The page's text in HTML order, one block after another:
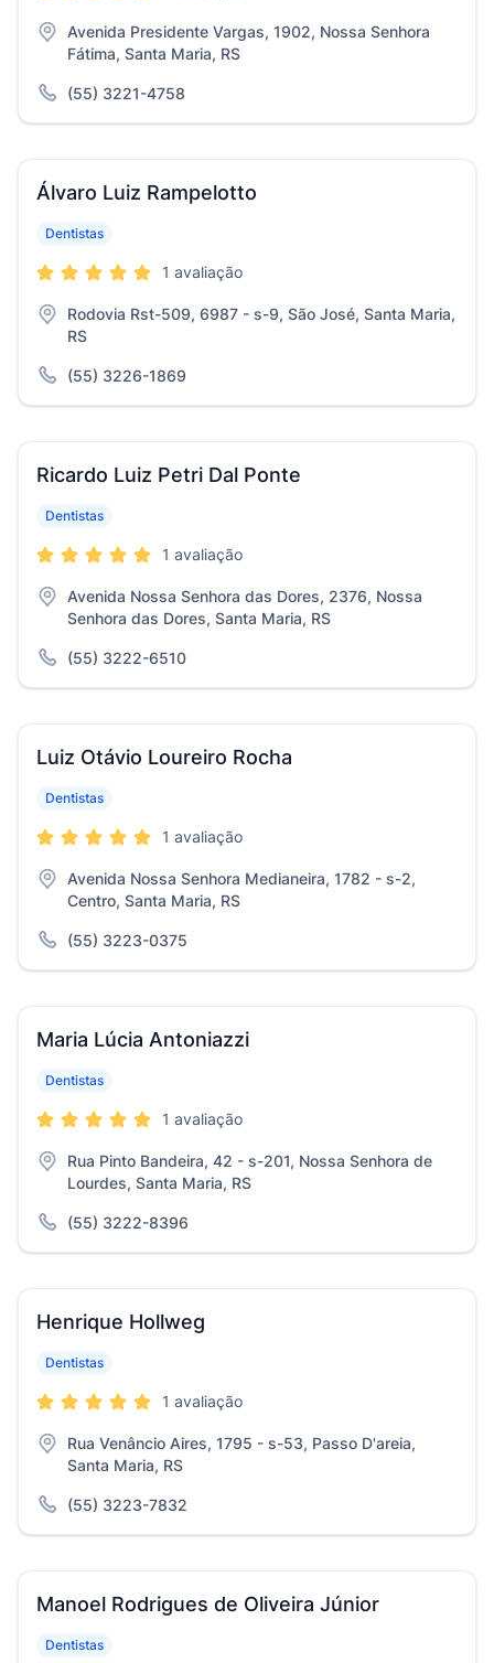
Avenida Presidente Vargas, 1902, Nossa Senhora
Fátima, Santa Maria, RS
(55) 3221-4758
Álvaro Luiz Rampelotto
Dentistas
1 avaliação
Rodovia Rst-509, 6987 - s-9, São José, Santa Maria,
RS
(55) 3226-1869
Ricardo Luiz Petri Dal Ponte
Dentistas
1 avaliação
Avenida Nossa Senhora das Dores, 2376, Nossa
Senhora das Dores, Santa Maria, RS
(55) 3222-6510
Luiz Otávio Loureiro Rocha
Dentistas
1 avaliação
Avenida Nossa Senhora Medianeira, 1782 - s-2,
Centro, Santa Maria, RS
(55) 3223-0375
Maria Lúcia Antoniazzi
Dentistas
1 avaliação
Rua Pinto Bandeira, 42 - s-201, Nossa Senhora de
Lourdes, Santa Maria, RS
(55) 3222-8396
Henrique Hollweg
Dentistas
1 avaliação
Rua Venâncio Aires, 1795 - s-53, Passo D'areia,
Santa Maria, RS
(55) 3223-7832
Manoel Rodrigues de Oliveira Júnior
Dentistas